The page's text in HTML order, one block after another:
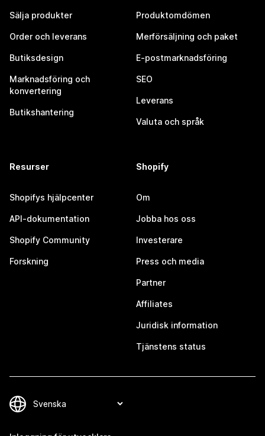
Sälja produkter
Order och leverans
Butiksdesign
Marknadsföring och
konvertering
Butikshantering
Produktomdömen
Merförsäljning och paket
E-postmarknadsföring
SEO
Leverans
Valuta och språk
Resurser
Shopifys hjälpcenter
API-dokumentation
Shopify Community
Forskning
Shopify
Om
Jobba hos oss
Investerare
Press och media
Partner
Affiliates
Juridisk information
Tjänstens status